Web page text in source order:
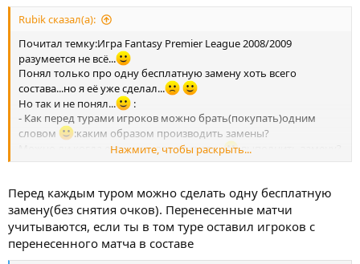
Rubik сказал(а):
Почитал темку:Игра Fantasy Premier League 2008/2009
разумеется не всё...
Понял только про одну бесплатную замену хоть всего
состава...но я её уже сделал...
Но так и не понял...
:
- Как перед турами игроков можно брать(покупать)одним
словом
:каким образом производить замены?
Можно ли когда есть немного на счету...
выполнить замену?
И ешё:
Нажмите, чтобы раскрыть...
Перед каждым туром можно сделать одну бесплатную
замену(без снятия очков). Перенесенные матчи
учитываются, если ты в том туре оставил игроков с
перенесенного матча в составе